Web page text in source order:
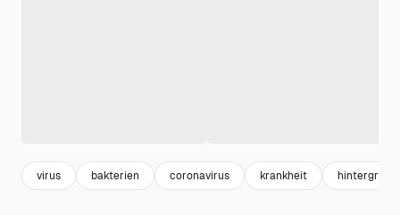
virus bakterien coronavirus krankheit